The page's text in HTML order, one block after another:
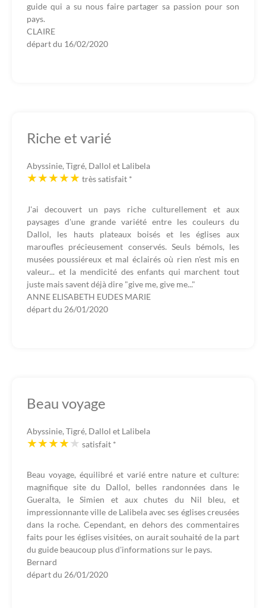
guide qui a su nous faire partager sa passion pour son
pays.
CLAIRE
départ du 16/02/2020
Riche et varié
Abyssinie, Tigré, Dallol et Lalibela
très satisfait *
J'ai decouvert un pays riche culturellement et aux
paysages d'une grande variété entre les couleurs du
Dallol, les hauts plateaux boisés et les églises aux
maroufles précieusement conservés. Seuls bémols, les
musées poussiéreux et mal éclairés où rien n'est mis en
valeur... et la mendicité des enfants qui marchent tout
juste mais savent déjà dire "give me, give me..."
ANNE ELISABETH EUDES MARIE
départ du 26/01/2020
Beau voyage
Abyssinie, Tigré, Dallol et Lalibela
satisfait *
Beau voyage, équilibré et varié entre nature et culture:
magnifique site du Dallol, belles randonnées dans le
Gueralta, le Simien et aux chutes du Nil bleu, et
impressionnante ville de Lalibela avec ses églises creusées
dans la roche. Cependant, en dehors des commentaires
faits pour les églises visitées, on aurait souhaité de la part
du guide beaucoup plus d'informations sur le pays.
Bernard
départ du 26/01/2020